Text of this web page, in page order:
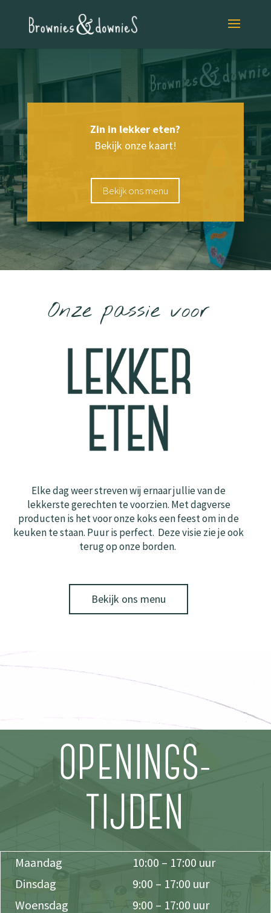
Zin in lekker eten?
Bekijk onze kaart!
Bekijk ons menu
Onze passie voor
Elke dag weer streven wij ernaar jullie van de
lekkerste gerechten te voorzien. Met dagverse
producten is het voor onze koks een feest om in de
keuken te staan. Puur is perfect. Deze visie zie je ook
terug op onze borden.
Bekijk ons menu
Maandag
10:00 – 17:00 uur
Dinsdag
9:00 – 17:00 uur
Woensdag
9:00 – 17:00 uur